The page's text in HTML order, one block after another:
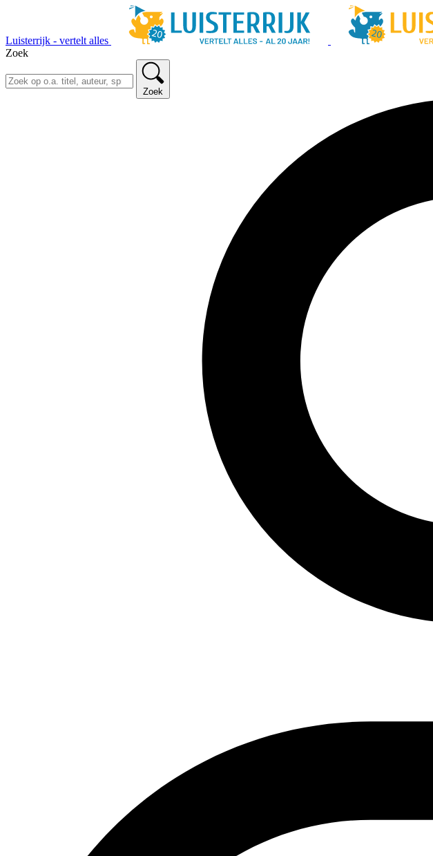
Luisterrijk - vertelt alles
Zoek
Zoek